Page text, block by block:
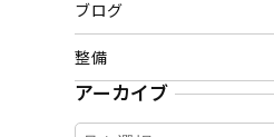
ブログ
整備
アーカイブ
ア